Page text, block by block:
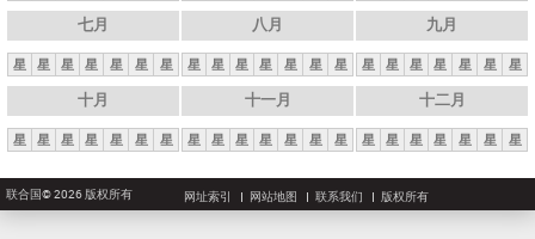
七月
星 星 星 星 星 星 星
八月
星 星 星 星 星 星 星
九月
星 星 星 星 星 星 星
十月
星 星 星 星 星 星 星
十一月
星 星 星 星 星 星 星
十二月
星 星 星 星 星 星 星
联合国© 2026 版权所有 网址索引 网站地图 联系我们 版权所有